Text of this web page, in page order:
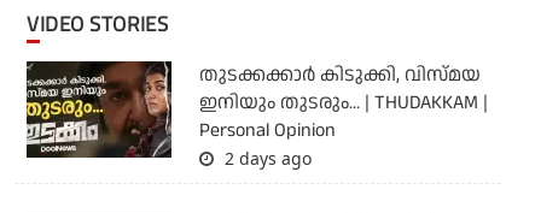
VIDEO STORIES
തുടക്കക്കാര്‍ കിടുക്കി, വിസ്മയ
ഇനിയും തുടരും... | THUDAKKAM |
Personal Opinion
2 days ago